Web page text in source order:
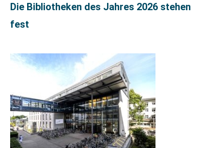
Die Bibliotheken des Jahres 2026 stehen
fest